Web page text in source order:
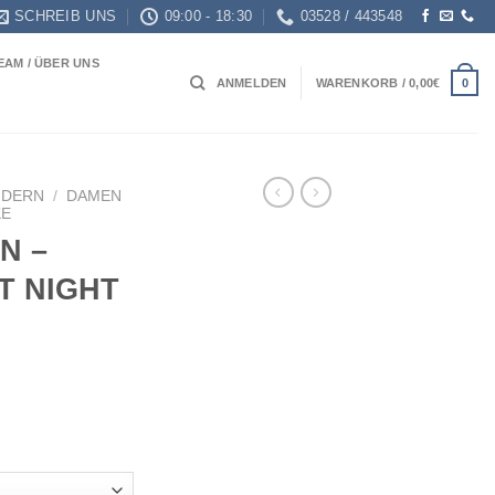
SCHREIB UNS 09:00 - 18:30 03528 / 443548
/ ÜBER UNS
ANMELDEN WARENKORB /0,00€ 0
/
DAMEN
–
NIGHT